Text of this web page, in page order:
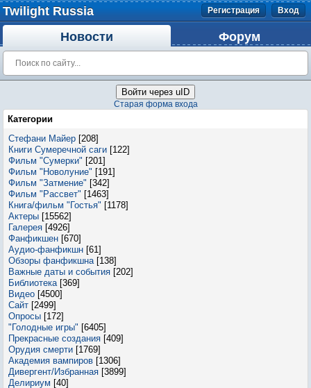
Twilight Russia Регистрация Вход
Новости Форум
Войти через uID
Старая форма входа
Категории
Стефани Майер [208]
Книги Сумеречной саги [122]
Фильм "Сумерки" [201]
Фильм "Новолуние" [191]
Фильм "Затмение" [342]
Фильм "Рассвет" [1463]
Книга/фильм "Гостья" [1178]
Актеры [15562]
Галерея [4926]
Фанфикшен [670]
Аудио-фанфикшн [61]
Обзоры фанфикшна [138]
Важные даты и события [202]
Библиотека [369]
Видео [4500]
Сайт [2499]
Опросы [172]
"Голодные игры" [6405]
Прекрасные создания [409]
Орудия смерти [1769]
Академия вампиров [1306]
Дивергент/Избранная [3899]
Делириум [40]